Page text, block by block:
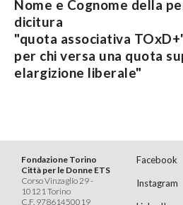
Nome e Cognome della
dicitura
"quota associativa
per chi versa una quota
elargizione liberale"
Fondazione Torino
Città per le Donne ETS
Corso Vinzaglio 29 -
10121 Torino
C.F. 97861450019
Facebook
Instagram